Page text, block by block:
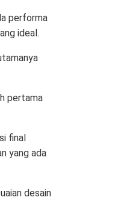
performa
ideal.
pertama
final
yang ada
desain